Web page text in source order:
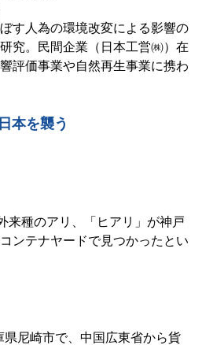
す人為の環境改変による影響の
究。民間企業（日本工営㈱）在
評価事業や自然再生事業に携わ
本を襲う
来種のアリ、「ヒアリ」が神戸
ンテナヤードで見つかったとい
県尼崎市で、中国広東省から貨